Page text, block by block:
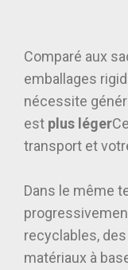
Comparé aux
emballages
nécessite
est plus léger
transport et
Dans le même
recyclables,
matériaux à